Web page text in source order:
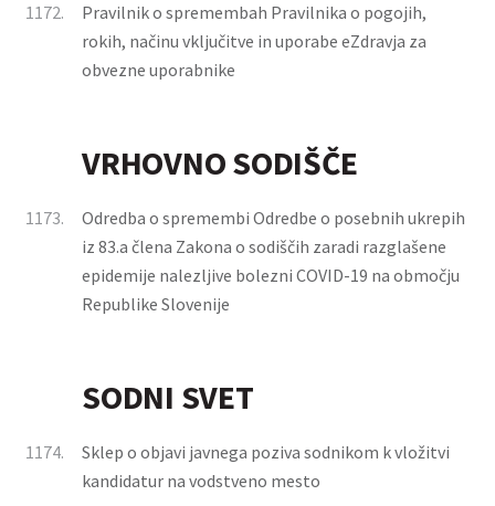
1172.
Pravilnik o spremembah Pravilnika o pogojih,
rokih, načinu vključitve in uporabe eZdravja za
obvezne uporabnike
VRHOVNO SODIŠČE
1173.
Odredba o spremembi Odredbe o posebnih ukrepih
iz 83.a člena Zakona o sodiščih zaradi razglašene
epidemije nalezljive bolezni COVID-19 na območju
Republike Slovenije
SODNI SVET
1174.
Sklep o objavi javnega poziva sodnikom k vložitvi
kandidatur na vodstveno mesto